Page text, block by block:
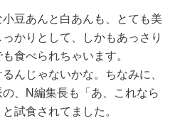
豆あんと白あんも、とても美
かりとして、しかもあっさり
食べられちゃいます。
んじゃないかな。ちなみに、
、N編集長も「あ、これなら
試食されてました。